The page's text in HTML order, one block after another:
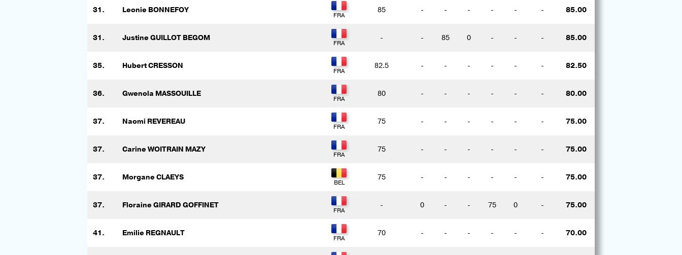
31. Leonie BONNEFOY 85 - - - - - - 85.00
31. Justine GUILLOT BEGOM - - 85 0 - - - 85.00
35. Hubert CRESSON 82.5 - - - - - - 82.50
36. Gwenola MASSOUILLE 80 - - - - - - 80.00
37. Naomi REVEREAU 75 - - - - - - 75.00
37. Carine WOITRAIN MAZY 75 - - - - - - 75.00
37. Morgane CLAEYS 75 - - - - - - 75.00
37. Floraine GIRARD GOFFINET - 0 - - 75 0 - 75.00
41. Emilie REGNAULT 70 - - - - - - 70.00